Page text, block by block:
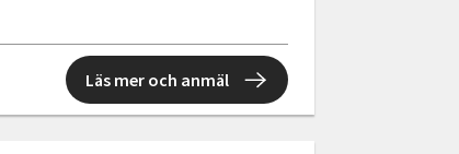
Läs mer och anmäl